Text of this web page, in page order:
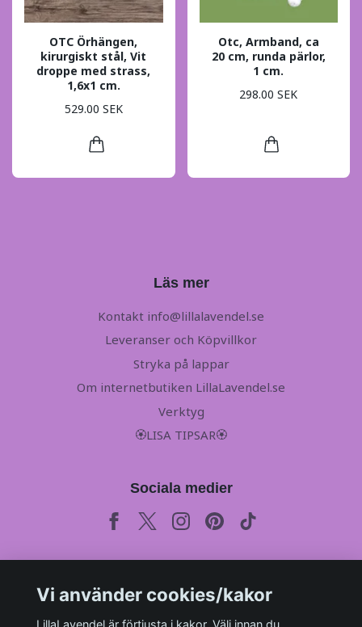
OTC Örhängen,
kirurgiskt stål, Vit
droppe med strass,
1,6x1 cm.
529.00 SEK
Otc, Armband, ca
20 cm, runda pärlor,
1 cm.
298.00 SEK
Läs mer
Kontakt info@lillalavendel.se
Leveranser och Köpvillkor
Stryka på lappar
Om internetbutiken LillaLavendel.se
Verktyg
🏵LISA TIPSAR🏵
Sociala medier
Vi använder cookies/kakor
LillaLavendel är förtjusta i kakor. Välj innan du